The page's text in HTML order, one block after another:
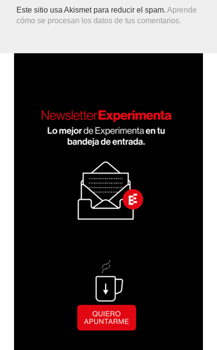
Este sitio usa Akismet para reducir el spam.Aprende
cómo se procesan los datos de tus comentarios.